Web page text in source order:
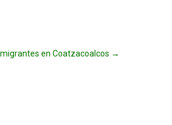
en Coatzacoalcos →